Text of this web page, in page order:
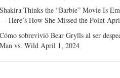
Shakira Thinks the “Barbie” Movie Is
— Here’s How She Missed the Point
Cómo sobrevivió Bear Grylls al ser
Man vs. Wild April 1, 2024